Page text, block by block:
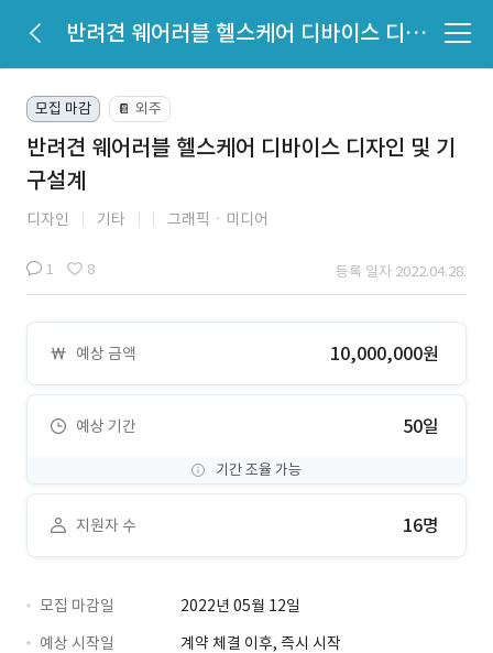
반려견 웨어러블 헬스케어 디바이스 디자인 및 기구설계
모집 마감 📔 외주
반려견 웨어러블 헬스케어 디바이스 디자인 및 기
구설계
디자인 기타 그래픽ㆍ미디어
1 8 등록 일자 2022.04.28.
예상 금액 10,000,000원
예상 기간 50일
기간 조율 가능
지원자 수 16명
모집 마감일
2022년 05월 12일
예상 시작일
계약 체결 이후, 즉시 시작